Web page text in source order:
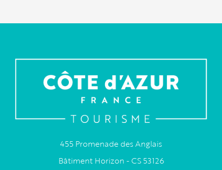
455 Promenade des Anglais
Bâtiment Horizon - CS 53126